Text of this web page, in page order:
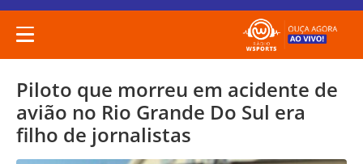
Piloto que morreu em acidente de
avião no Rio Grande Do Sul era
filho de jornalistas